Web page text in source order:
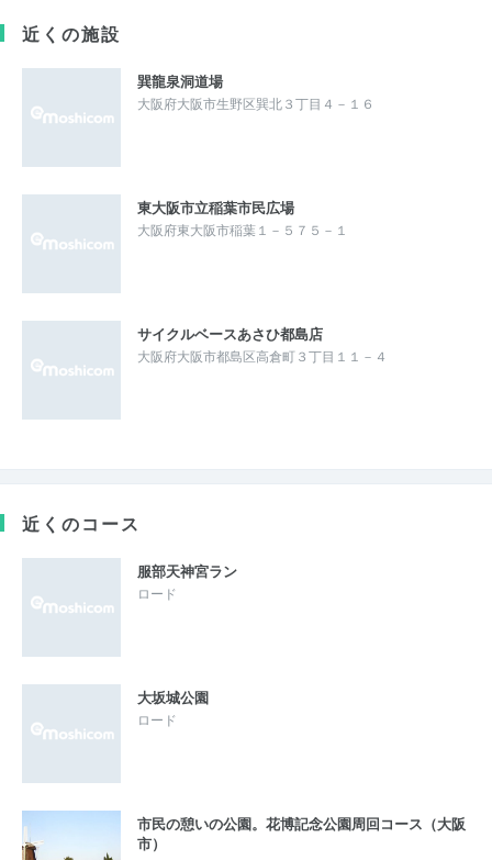
近くの施設
巽龍泉洞道場
大阪府大阪市生野区巽北３丁目４－１６
東大阪市立稲葉市民広場
大阪府東大阪市稲葉１－５７５－１
サイクルベースあさひ都島店
大阪府大阪市都島区高倉町３丁目１１－４
近くのコース
服部天神宮ラン
ロード
大坂城公園
ロード
市民の憩いの公園。花博記念公園周回コース（大阪
市）